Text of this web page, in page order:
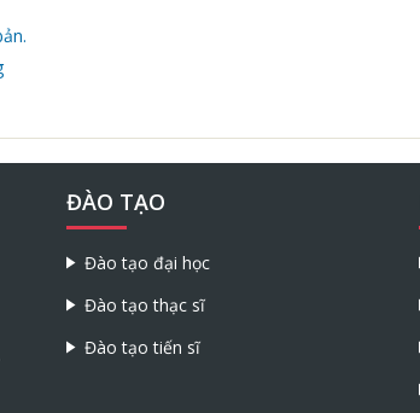
ĐÀO TẠO
Đào tạo đại học
Đào tạo thạc sĩ
Đào tạo tiến sĩ